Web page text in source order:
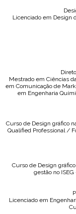
Licenciado em Design
Mestrado em Ciências
em Comunicação de
em Engenharia
Curso de Design gráfico
Qualified Professional /
Curso de Design
gestão no
Licenciado em